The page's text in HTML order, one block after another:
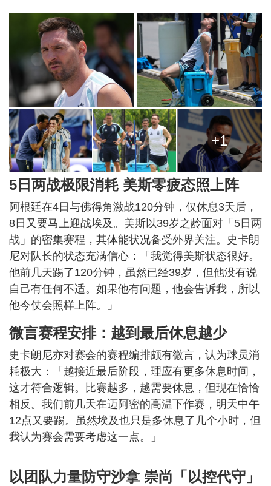
+1
5日两战极限消耗 美斯零疲态照上阵
阿根廷在4日与佛得角激战120分钟，仅休息3天后，
8日又要马上迎战埃及。美斯以39岁之龄面对「5日两
战」的密集赛程，其体能状况备受外界关注。史卡朗
尼对队长的状态充满信心：「我觉得美斯状态很好。
他前几天踢了120分钟，虽然已经39岁，但他没有说
自己有任何不适。如果他有问题，他会告诉我，所以
他今仗会照样上阵。」
微言赛程安排：越到最后休息越少
史卡朗尼亦对赛会的赛程编排颇有微言，认为球员消
耗极大：「越接近最后阶段，理应有更多休息时间，
这才符合逻辑。比赛越多，越需要休息，但现在恰恰
相反。我们前几天在迈阿密的高温下作赛，明天中午
12点又要踢。虽然埃及也只是多休息了几个小时，但
我认为赛会需要考虑这一点。」
以团队力量防守沙拿 崇尚「以控代守」